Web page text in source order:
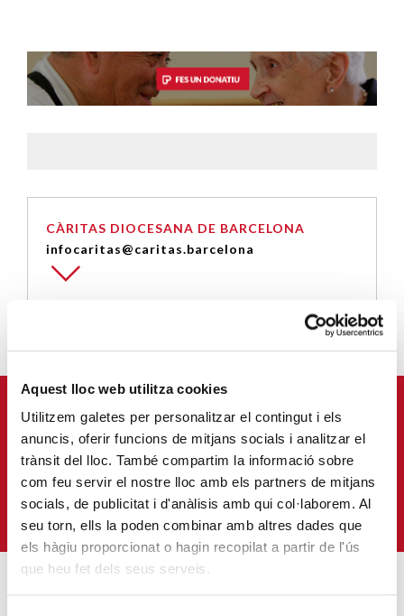
Aquest lloc web utilitza cookies
Utilitzem galetes per personalitzar el contingut i els
anuncis, oferir funcions de mitjans socials i analitzar el
trànsit del lloc. També compartim la informació sobre
com feu servir el nostre lloc amb els partners de mitjans
socials, de publicitat i d'anàlisis amb qui col·laborem. Al
seu torn, ells la poden combinar amb altres dades que
els hàgiu proporcionat o hagin recopilat a partir de l'ús
que heu fet dels seus serveis.
CÀRITAS DIOCESANA DE BARCELONA
infocaritas@caritas.barcelona
APUNTA'T AL NOSTRE BUTLLETÍ ELECTRÒNIC
Correu-
E *
M'HI VULL SUBSCRIURE